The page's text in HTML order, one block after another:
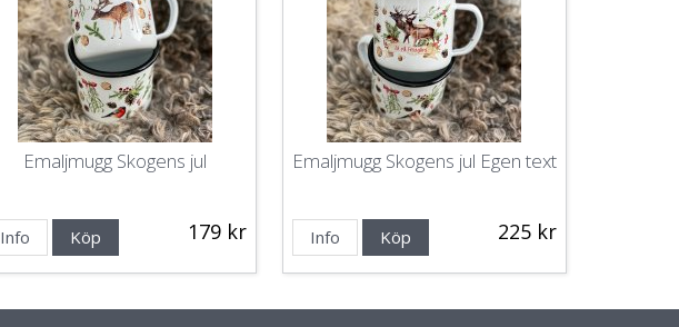
Emaljmugg Skogens jul
179 kr
Info Köp
Emaljmugg Skogens jul Egen text
225 kr
Info Köp